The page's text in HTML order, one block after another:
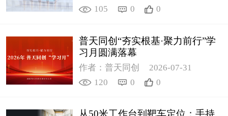
105
0 0
普天同创“夯实根基·聚力前行”学
习月圆满落幕
作者：普天同创
2026-07-31
120
0 0